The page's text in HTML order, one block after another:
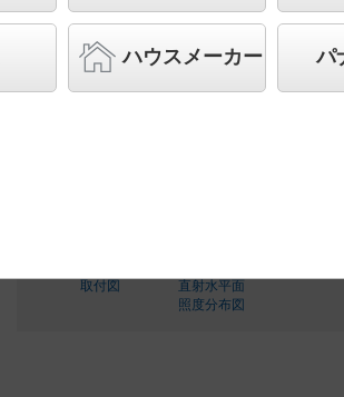
◆希望小売価格 41,600 円（税抜）
【灯具】LGW45504YU
取付図
直射水平面
照度分布図
ハウスメーカー パ